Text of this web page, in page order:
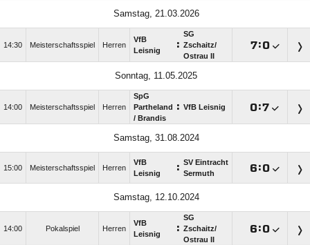
Samstag, 21.03.2026
14:30 Meisterschaftsspiel Herren
VfB
Leisnig
:
SG
Zschaitz/​
Ostrau II
:
Sonntag, 11.05.2025
14:00 Meisterschaftsspiel Herren
SpG
Partheland
/​ Brandis
: VfB Leisnig :
Samstag, 31.08.2024
15:00 Meisterschaftsspiel Herren
VfB
Leisnig
: SV Eintracht
Sermuth
:
Samstag, 12.10.2024
14:00 Pokalspiel Herren
VfB
Leisnig
:
SG
Zschaitz/​
Ostrau II
: